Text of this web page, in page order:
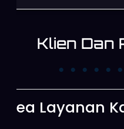
Klien Dan
PT. Trans News
Corpora
Area Layanan